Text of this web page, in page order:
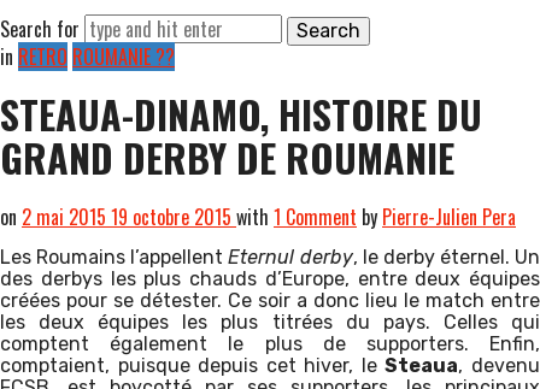
Search for
in RETRO ROUMANIE ??
STEAUA-DINAMO, HISTOIRE DU
GRAND DERBY DE ROUMANIE
on 2 mai 2015 19 octobre 2015 with 1 Comment by Pierre-Julien Pera
Les Roumains l’appellentEternul derby, le derby éternel. Un
des derbys les plus chauds d’Europe, entre deux équipes
créées pour se détester. Ce soir a donc lieu le match entre
les deux équipes les plus titrées du pays. Celles qui
comptent également le plus de supporters. Enfin,
comptaient, puisque depuis cet hiver, leSteaua, devenu